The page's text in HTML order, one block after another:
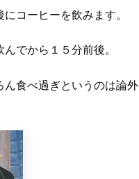
コーヒーを飲みます。
でから１５分前後。
食べ過ぎというのは論外